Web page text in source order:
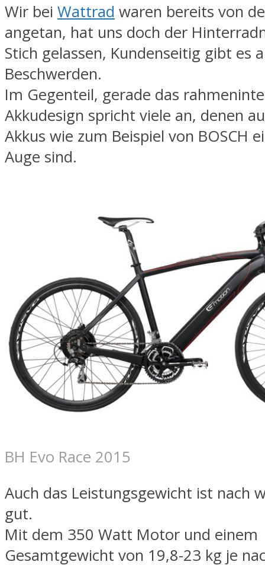
Wir bei Wattrad waren bereits von
angetan, hat uns doch der
Stich gelassen, Kundenseitig gibt es
Beschwerden.
Im Gegenteil, gerade das
Akkudesign spricht viele an, denen
Akkus wie zum Beispiel von BOSCH
Auge sind.
BH Evo Race 2015
Auch das Leistungsgewicht ist nach
gut.
Mit dem 350 Watt Motor und einem
Gesamtgewicht von 19,8-23 kg je